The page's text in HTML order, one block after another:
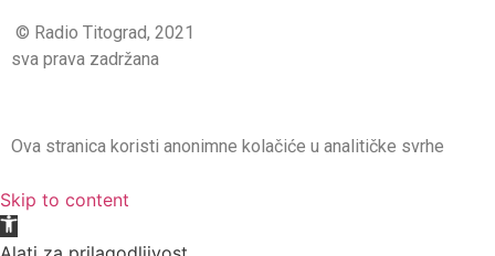
© Radio Titograd, 2021
sva prava zadržana
Ova stranica koristi anonimne kolačiće u analitičke svrhe
Skip to content
Open toolbar